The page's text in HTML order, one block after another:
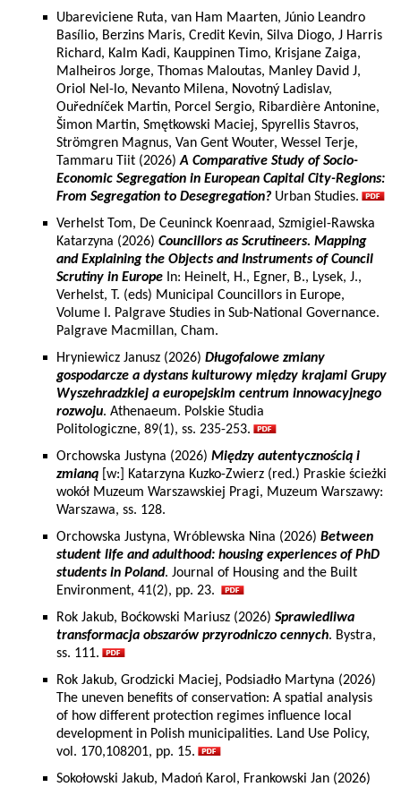
Ubareviciene Ruta, van Ham Maarten, Júnio Leandro
Basílio, Berzins Maris, Credit Kevin, Silva Diogo, J Harris
Richard, Kalm Kadi, Kauppinen Timo, Krisjane Zaiga,
Malheiros Jorge, Thomas Maloutas, Manley David J,
Oriol Nel-lo, Nevanto Milena, Novotný Ladislav,
Ouředníček Martin, Porcel Sergio, Ribardière Antonine,
Šimon Martin, Smętkowski Maciej, Spyrellis Stavros,
Strömgren Magnus, Van Gent Wouter, Wessel Terje,
Tammaru Tiit (2026)A Comparative Study of Socio-
Economic Segregation in European Capital City-Regions:
From Segregation to Desegregation? Urban Studies.
Verhelst Tom, De Ceuninck Koenraad, Szmigiel-Rawska
Katarzyna (2026) Councillors as Scrutineers. Mapping
and Explaining the Objects and Instruments of Council
Scrutiny in Europe In: Heinelt, H., Egner, B., Lysek, J.,
Verhelst, T. (eds) Municipal Councillors in Europe,
Volume I. Palgrave Studies in Sub-National Governance.
Palgrave Macmillan, Cham.
Hryniewicz Janusz (2026) Długofalowe zmiany
gospodarcze a dystans kulturowy między krajami Grupy
Wyszehradzkiej a europejskim centrum innowacyjnego
rozwoju. Athenaeum. Polskie Studia
Politologiczne, 89(1), ss. 235-253.
Orchowska Justyna (2026) Między autentycznością i
zmianą [w:] Katarzyna Kuzko-Zwierz (red.) Praskie ścieżki
wokół Muzeum Warszawskiej Pragi, Muzeum Warszawy:
Warszawa, ss. 128.
Orchowska Justyna, Wróblewska Nina (2026) Between
student life and adulthood: housing experiences of PhD
students in Poland. Journal of Housing and the Built
Environment, 41(2), pp. 23.
Rok Jakub, Boćkowski Mariusz (2026) Sprawiedliwa
transformacja obszarów przyrodniczo cennych. Bystra,
ss. 111.
Rok Jakub, Grodzicki Maciej, Podsiadło Martyna (2026)
The uneven benefits of conservation: A spatial analysis
of how different protection regimes influence local
development in Polish municipalities. Land Use Policy,
vol. 170,108201, pp. 15.
Sokołowski Jakub, Madoń Karol, Frankowski Jan (2026)